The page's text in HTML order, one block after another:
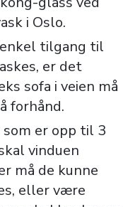
i Oslo.
tilgang til
er det
sofa i veien må
forhånd.
som er opp til 3
vinduen
må de kunne
eller være